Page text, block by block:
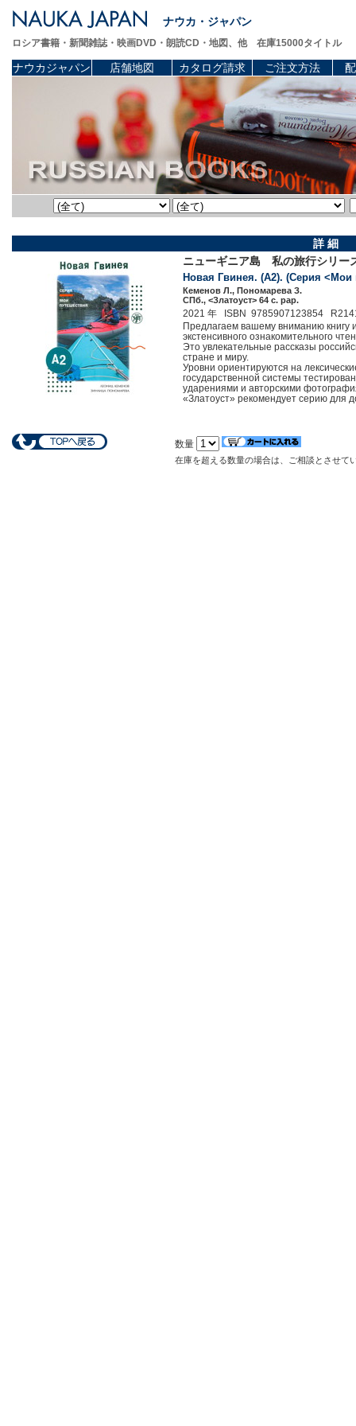
ナウカ・ジャパン
ロシア書籍・新聞雑誌・映画DVD・朗読CD・地図、他 在庫15000タイトル
ナウカジャパン 店舗地図 カタログ請求 ご注文方法
詳 細
ニューギニア島 私の旅行シリ
Новая Гвинея. (A2). (Серия <Мои
Кеменов Л., Пономарева З.
СПб., <Златоуст> 64 c. pap.
2021 年 ISBN 9785907123854
Предлагаем вашему вниманию книгу
экстенсивного ознакомительного
Это увлекательные рассказы
стране и миру.
Уровни ориентируются на
государственной системы
ударениями и авторскими
«Златоуст» рекомендует серию для
数量
在庫を超える数量の場合は、ご相談とさせて